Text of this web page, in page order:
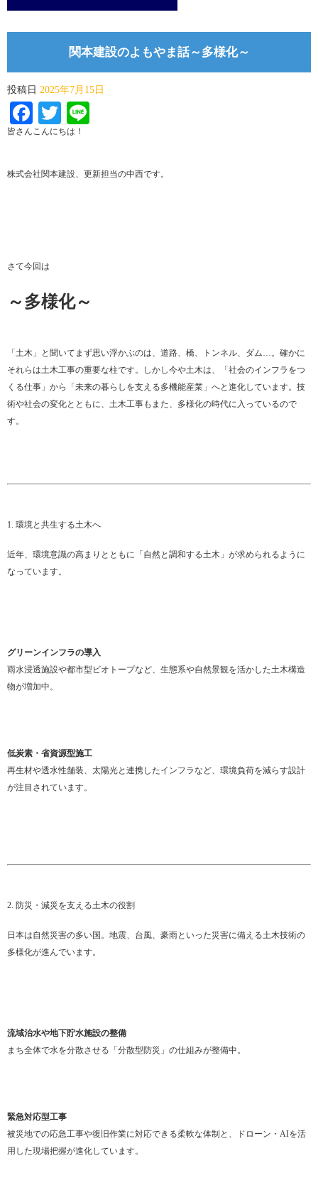
関本建設のよもやま話～多様化～
投稿日 2025年7月15日
Facebook
Twitter
皆さんこんにちは！
株式会社関本建設、更新担当の中西です。
さて今回は
～多様化～
「土木」と聞いてまず思い浮かぶのは、道路、橋、トンネル、ダム…。確かに
それらは土木工事の重要な柱です。しかし今や土木は、「社会のインフラをつ
くる仕事」から「未来の暮らしを支える多機能産業」へと進化しています。技
術や社会の変化とともに、土木工事もまた、多様化の時代に入っているので
す。
1. 環境と共生する土木へ
近年、環境意識の高まりとともに「自然と調和する土木」が求められるように
なっています。
グリーンインフラの導入
雨水浸透施設や都市型ビオトープなど、生態系や自然景観を活かした土木構造
物が増加中。
低炭素・省資源型施工
再生材や透水性舗装、太陽光と連携したインフラなど、環境負荷を減らす設計
が注目されています。
2. 防災・減災を支える土木の役割
日本は自然災害の多い国。地震、台風、豪雨といった災害に備える土木技術の
多様化が進んでいます。
流域治水や地下貯水施設の整備
まち全体で水を分散させる「分散型防災」の仕組みが整備中。
緊急対応型工事
被災地での応急工事や復旧作業に対応できる柔軟な体制と、ドローン・AIを活
用した現場把握が進化しています。